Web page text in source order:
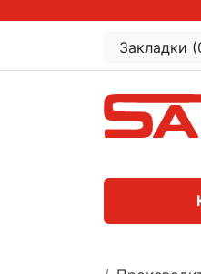
Закладки